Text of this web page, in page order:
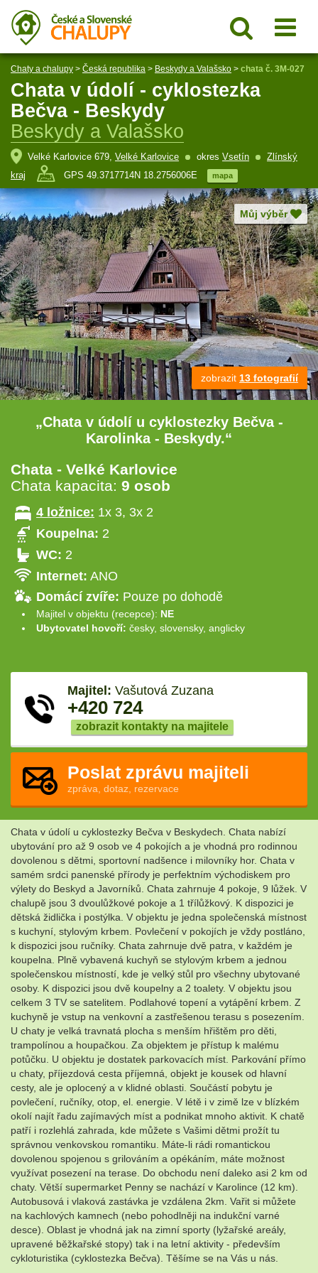
Chaty a chalupy > Česká republika > Beskydy a Valašsko > chata č. 3M-027
Chata v údolí - cyklostezka
Bečva - Beskydy
Beskydy a Valašsko
Velké Karlovice 679, Velké Karlovice okres Vsetín
Zlínský
kraj
GPS 49.3717714N 18.2756006E mapa
Můj výběr
zobrazit 13 fotografií
„Chata v údolí u cyklostezky Bečva -
Karolinka - Beskydy.“
Chata - Velké Karlovice
Chata kapacita: 9 osob
4 ložnice: 1x 3, 3x 2
Koupelna: 2
WC: 2
Internet: ANO
Domácí zvíře: Pouze po dohodě
Majitel v objektu (recepce): NE
Ubytovatel hovoří: česky, slovensky, anglicky
Majitel: Vašutová Zuzana
+420 724
zobrazit kontakty na majitele
Poslat zprávu majiteli
zpráva, dotaz, rezervace
Chata v údolí u cyklostezky Bečva v Beskydech. Chata nabízí
ubytování pro až 9 osob ve 4 pokojích a je vhodná pro rodinnou
dovolenou s dětmi, sportovní nadšence i milovníky hor. Chata v
samém srdci panenské přírody je perfektním východiskem pro
výlety do Beskyd a Javorníků. Chata zahrnuje 4 pokoje, 9 lůžek. V
chalupě jsou 3 dvoulůžkové pokoje a 1 třílůžkový. K dispozici je
dětská židlička i postýlka. V objektu je jedna společenská místnost
s kuchyní, stylovým krbem. Povlečení v pokojích je vždy postláno,
k dispozici jsou ručníky. Chata zahrnuje dvě patra, v každém je
koupelna. Plně vybavená kuchyň se stylovým krbem a jednou
společenskou místností, kde je velký stůl pro všechny ubytované
osoby. K dispozici jsou dvě koupelny a 2 toalety. V objektu jsou
celkem 3 TV se satelitem. Podlahové topení a vytápění krbem. Z
kuchyně je vstup na venkovní a zastřešenou terasu s posezením.
U chaty je velká travnatá plocha s menším hřištěm pro děti,
trampolínou a houpačkou. Za objektem je přístup k malému
potůčku. U objektu je dostatek parkovacích míst. Parkování přímo
u chaty, příjezdová cesta příjemná, objekt je kousek od hlavní
cesty, ale je oplocený a v klidné oblasti. Součástí pobytu je
povlečení, ručníky, otop, el. energie. V létě i v zimě lze v blízkém
okolí najít řadu zajímavých míst a podnikat mnoho aktivit. K chatě
patří i rozlehlá zahrada, kde můžete s Vašimi dětmi prožít tu
správnou venkovskou romantiku. Máte-li rádi romantickou
dovolenou spojenou s grilováním a opékáním, máte možnost
využívat posezení na terase. Do obchodu není daleko asi 2 km od
chaty. Větší supermarket Penny se nachází v Karolince (12 km).
Autobusová i vlaková zastávka je vzdálena 2km. Vařit si můžete
na kachlových kamnech (nebo pohodlněji na indukční varné
desce). Oblast je vhodná jak na zimní sporty (lyžařské areály,
upravené běžkařské stopy) tak i na letní aktivity - především
cykloturistika (cyklostezka Bečva). Těšíme se na Vás u nás.